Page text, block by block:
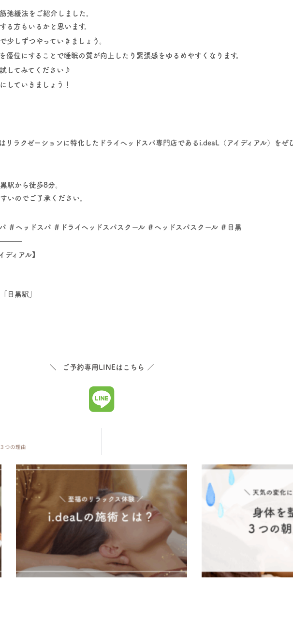
弛緩法をご紹介しました。
る方もいるかと思います。
少しずつやっていきましょう。
優位にすることで睡眠の質が向上したり緊張感をゆるめやすくなります。
してみてください♪
していきましょう！
リラクゼーションに特化したドライヘッドスパ専門店であるi.deaL（アイディアル）をぜ
駅から徒歩8分。
いのでご了承ください。
＃ヘッドスパ ＃ドライヘッドスパスクール ＃ヘッドスパスクール ＃目黒
ィアル】
目黒駅」
＼ ご予約専用LINEはこちら ／
つの理由